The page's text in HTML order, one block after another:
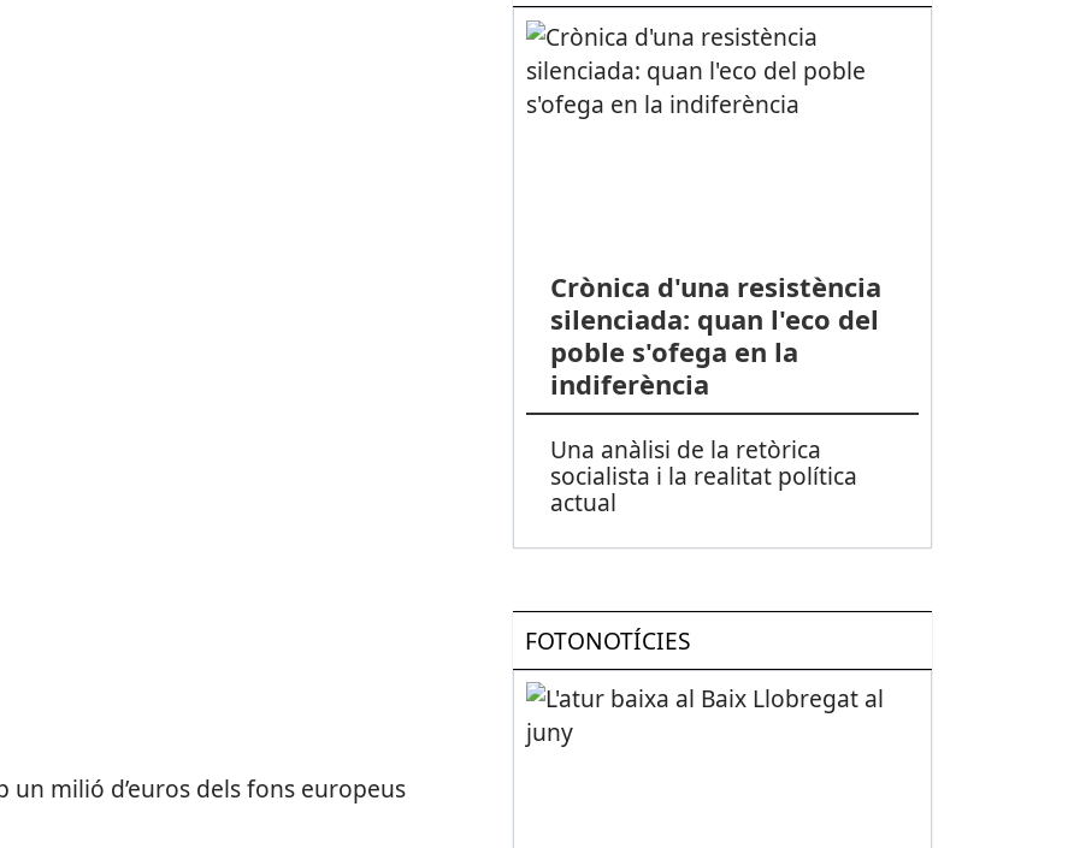
Crònica d'una resistència
silenciada: quan l'eco del
poble s'ofega en la
indiferència
Una anàlisi de la retòrica
socialista i la realitat política
actual
FOTONOTÍCIES